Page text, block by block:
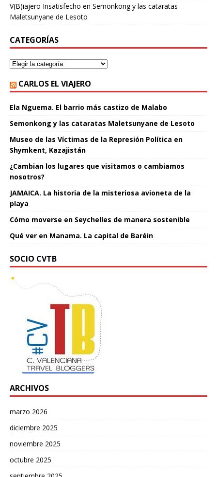
V(B)iajero Insatisfecho en Semonkong y las cataratas
Maletsunyane de Lesoto
CATEGORÍAS
CARLOS EL VIAJERO
Ela Nguema. El barrio más castizo de Malabo
Semonkong y las cataratas Maletsunyane de Lesoto
Museo de las Víctimas de la Represión Política en
Shymkent, Kazajistán
¿Cambian los lugares que visitamos o cambiamos
nosotros?
JAMAICA. La historia de la misteriosa avioneta de la
playa
Cómo moverse en Seychelles de manera sostenible
Qué ver en Manama. La capital de Baréin
SOCIO CVTB
ARCHIVOS
marzo 2026
diciembre 2025
noviembre 2025
octubre 2025